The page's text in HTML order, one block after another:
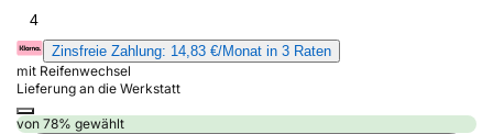
4
Zinsfreie Zahlung: 14,83 €/Monat in 3 Raten
mit Reifenwechsel
Lieferung an die Werkstatt
von 78% gewählt